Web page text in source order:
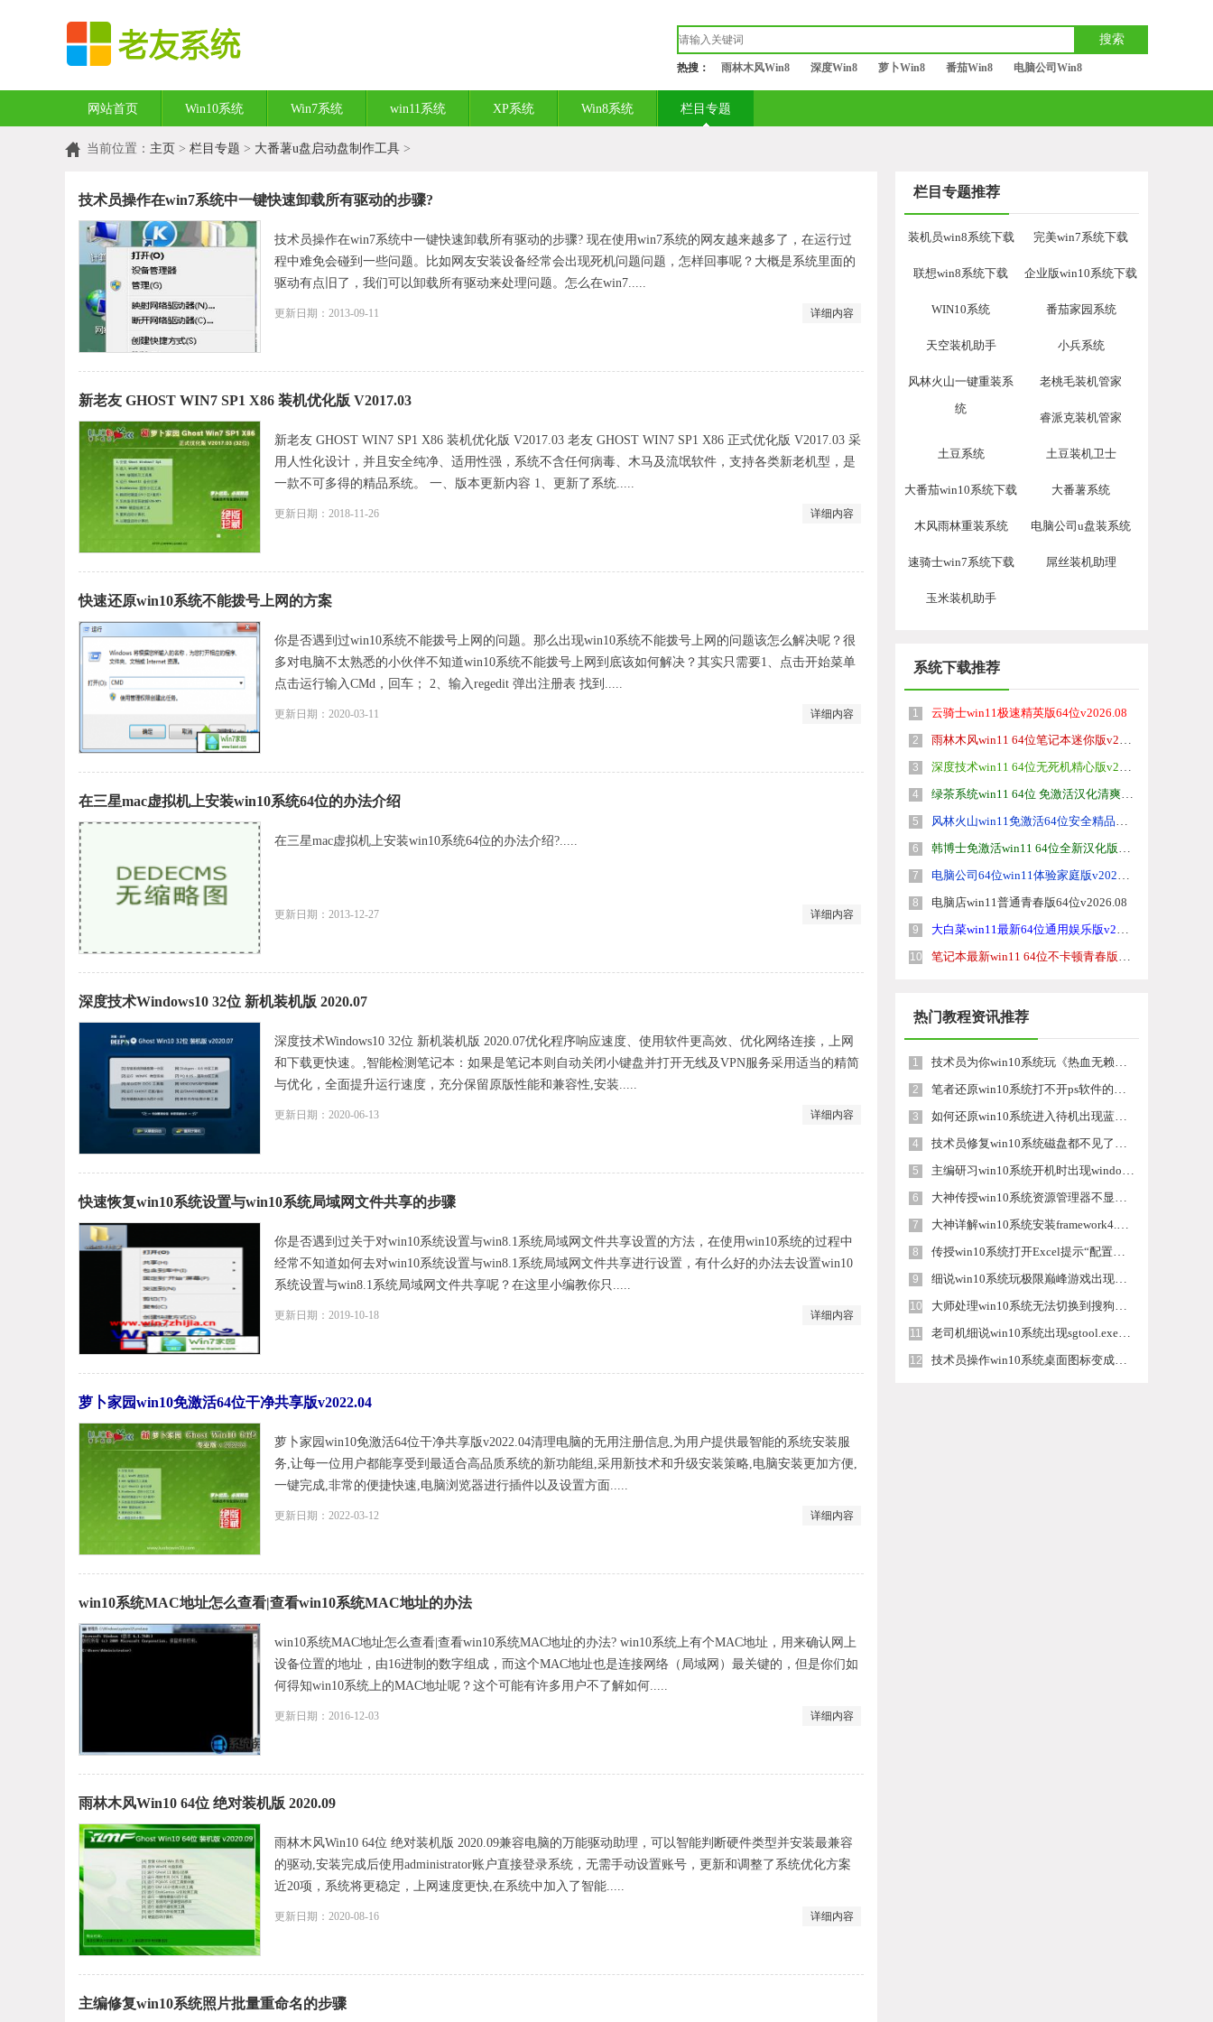
热搜： 雨林木风Win8 深度Win8 萝卜Win8 番茄Win8 电脑公司Win8
网站首页 Win10系统 Win7系统 win11系统 XP系统 Win8系统 栏目专题
当前位置： 主页 > 栏目专题 > 大番薯u盘启动盘制作工具 >
技术员操作在win7系统中一键快速卸载所有驱动的步骤?
技术员操作在win7系统中一键快速卸载所有驱动的步骤? 现在使用win7系统的网友越来越多了，在运行过
程中难免会碰到一些问题。比如网友安装设备经常会出现死机问题问题，怎样回事呢？大概是系统里面的
驱动有点旧了，我们可以卸载所有驱动来处理问题。怎么在win7.....
更新日期：2013-09-11 详细内容
新老友 GHOST WIN7 SP1 X86 装机优化版 V2017.03
新老友 GHOST WIN7 SP1 X86 装机优化版 V2017.03 老友 GHOST WIN7 SP1 X86 正式优化版 V2017.03 采
用人性化设计，并且安全纯净、适用性强，系统不含任何病毒、木马及流氓软件，支持各类新老机型，是
一款不可多得的精品系统。 一、版本更新内容 1、更新了系统.....
更新日期：2018-11-26 详细内容
快速还原win10系统不能拨号上网的方案
你是否遇到过win10系统不能拨号上网的问题。那么出现win10系统不能拨号上网的问题该怎么解决呢？很
多对电脑不太熟悉的小伙伴不知道win10系统不能拨号上网到底该如何解决？其实只需要1、点击开始菜单
点击运行输入CMd，回车； 2、输入regedit 弹出注册表 找到.....
更新日期：2020-03-11 详细内容
在三星mac虚拟机上安装win10系统64位的办法介绍
在三星mac虚拟机上安装win10系统64位的办法介绍?.....
更新日期：2013-12-27 详细内容
深度技术Windows10 32位 新机装机版 2020.07
深度技术Windows10 32位 新机装机版 2020.07优化程序响应速度、使用软件更高效、优化网络连接，上网
和下载更快速。,智能检测笔记本：如果是笔记本则自动关闭小键盘并打开无线及VPN服务采用适当的精简
与优化，全面提升运行速度，充分保留原版性能和兼容性,安装.....
更新日期：2020-06-13 详细内容
快速恢复win10系统设置与win10系统局域网文件共享的步骤
你是否遇到过关于对win10系统设置与win8.1系统局域网文件共享设置的方法，在使用win10系统的过程中
经常不知道如何去对win10系统设置与win8.1系统局域网文件共享进行设置，有什么好的办法去设置win10
系统设置与win8.1系统局域网文件共享呢？在这里小编教你只.....
更新日期：2019-10-18 详细内容
萝卜家园win10免激活64位干净共享版v2022.04
萝卜家园win10免激活64位干净共享版v2022.04清理电脑的无用注册信息,为用户提供最智能的系统安装服
务,让每一位用户都能享受到最适合高品质系统的新功能组,采用新技术和升级安装策略,电脑安装更加方便,
一键完成,非常的便捷快速,电脑浏览器进行插件以及设置方面.....
更新日期：2022-03-12 详细内容
win10系统MAC地址怎么查看|查看win10系统MAC地址的办法
win10系统MAC地址怎么查看|查看win10系统MAC地址的办法? win10系统上有个MAC地址，用来确认网上
设备位置的地址，由16进制的数字组成，而这个MAC地址也是连接网络（局域网）最关键的，但是你们如
何得知win10系统上的MAC地址呢？这个可能有许多用户不了解如何.....
更新日期：2016-12-03 详细内容
雨林木风Win10 64位 绝对装机版 2020.09
雨林木风Win10 64位 绝对装机版 2020.09兼容电脑的万能驱动助理，可以智能判断硬件类型并安装最兼容
的驱动,安装完成后使用administrator账户直接登录系统，无需手动设置账号，更新和调整了系统优化方案
近20项，系统将更稳定，上网速度更快,在系统中加入了智能.....
更新日期：2020-08-16 详细内容
主编修复win10系统照片批量重命名的步骤
栏目专题推荐
装机员win8系统下载 完美win7系统下载
联想win8系统下载 企业版win10系统下载
WIN10系统 番茄家园系统
天空装机助手 小兵系统
风林火山一键重装系
统
老桃毛装机管家
睿派克装机管家
土豆系统 土豆装机卫士
大番茄win10系统下载 大番薯系统
木风雨林重装系统 电脑公司u盘装系统
速骑士win7系统下载 屌丝装机助理
玉米装机助手
系统下载推荐
1 云骑士win11极速精英版64位v2026.08
2 雨林木风win11 64位笔记本迷你版v2026.08免激活
3 深度技术win11 64位无死机精心版v2026.08
4 绿茶系统win11 64位 免激活汉化清爽版v2026.08
5 风林火山win11免激活64位安全精品版v2026.08
6 韩博士免激活win11 64位全新汉化版v2026.08
7 电脑公司64位win11体验家庭版v2026.08
8 电脑店win11普通青春版64位v2026.08
9 大白菜win11最新64位通用娱乐版v2026.08
10 笔记本最新win11 64位不卡顿青春版v2026.08
热门教程资讯推荐
1 技术员为你win10系统玩《热血无赖》游戏突然闪退的教程
2 笔者还原win10系统打不开ps软件的教程
3 如何还原win10系统进入待机出现蓝屏的方案
4 技术员修复win10系统磁盘都不见了的步骤
5 主编研习win10系统开机时出现windows setup的步骤
6 大神传授win10系统资源管理器不显示菜单栏的步骤
7 大神详解win10系统安装framework4.5失败的教程
8 传授win10系统打开Excel提示“配置标识不正确，系统无法开始服务
9 细说win10系统玩极限巅峰游戏出现闪退的方案
10 大师处理win10系统无法切换到搜狗输入法的技巧
11 老司机细说win10系统出现sgtool.exe应用程序错误的方法
12 技术员操作win10系统桌面图标变成一样的步骤